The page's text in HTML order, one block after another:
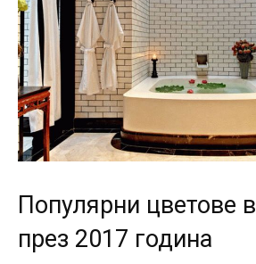
Популярни цветове
през 2017 година